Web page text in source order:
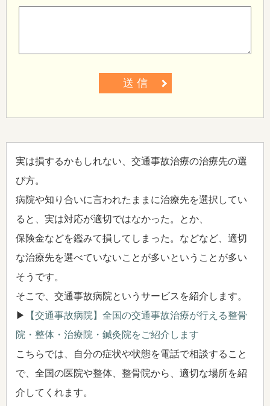
送 信
実は損するかもしれない、交通事故治療の治療先の選
び方。
病院や知り合いに言われたままに治療先を選択してい
ると、実は対応が適切ではなかった。とか、
保険金などを鑑みて損してしまった。などなど、適切
な治療先を選べていないことが多いということが多い
そうです。
そこで、交通事故病院というサービスを紹介します。
▶
【交通事故病院】全国の交通事故治療が行える整骨
院・整体・治療院・鍼灸院をご紹介します
こちらでは、自分の症状や状態を電話で相談すること
で、全国の医院や整体、整骨院から、適切な場所を紹
介してくれます。